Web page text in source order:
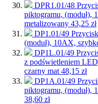
DPR1.01/48
piktogramu, (moduł),
metalizowany 43,25 zł
DP1.01/49
(moduł), 10AX,
DP1L.01/49
z podświetleniem
czarny mat 48,15 zł
DP1A.01/49
piktogramu, (moduł),
38,60 zł